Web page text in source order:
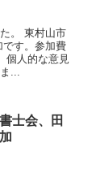
。 東村山市
す。参加費
個人的な意見
...
士会、田